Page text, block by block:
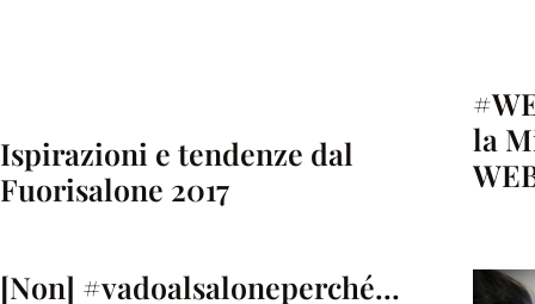
Ispirazioni e tendenze dal
Fuorisalone 2017
la
[Non] #vadoalsaloneperché…